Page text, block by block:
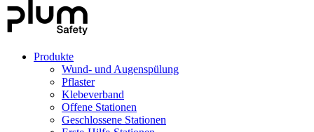
Produkte
Wund- und Augenspülung
Pflaster
Klebeverband
Offene Stationen
Geschlossene Stationen